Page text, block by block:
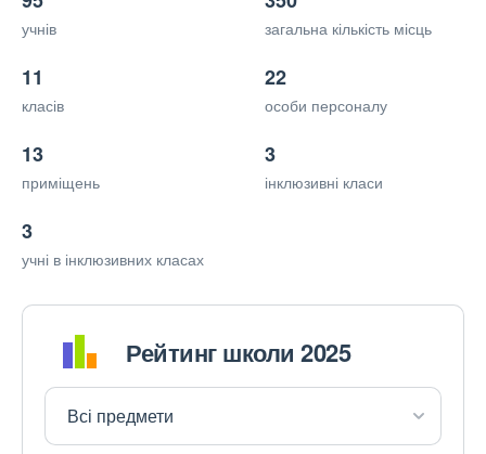
учнів загальна кількість місць
11
класів
22
особи персоналу
13
приміщень
3
інклюзивні класи
3
учні в інклюзивних класах
Рейтинг школи 2025